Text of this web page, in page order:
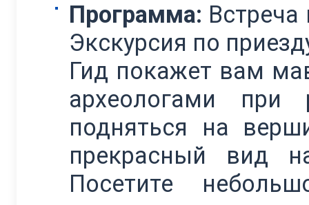
Программа:
Экскурсия по
Гид покажет вам
археологами при
подняться на
прекрасный вид
Посетите